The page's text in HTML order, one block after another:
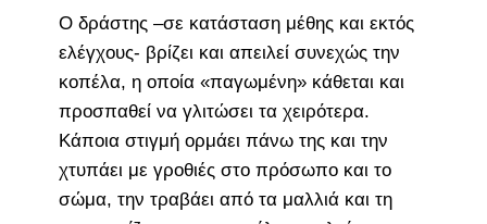
Ο δράστης –σε κατάσταση μέθης και εκτός
ελέγχους- βρίζει και απειλεί συνεχώς την
κοπέλα, η οποία «παγωμένη» κάθεται και
προσπαθεί να γλιτώσει τα χειρότερα.
Κάποια στιγμή ορμάει πάνω της και την
χτυπάει με γροθιές στο πρόσωπο και το
σώμα, την τραβάει από τα μαλλιά και τη